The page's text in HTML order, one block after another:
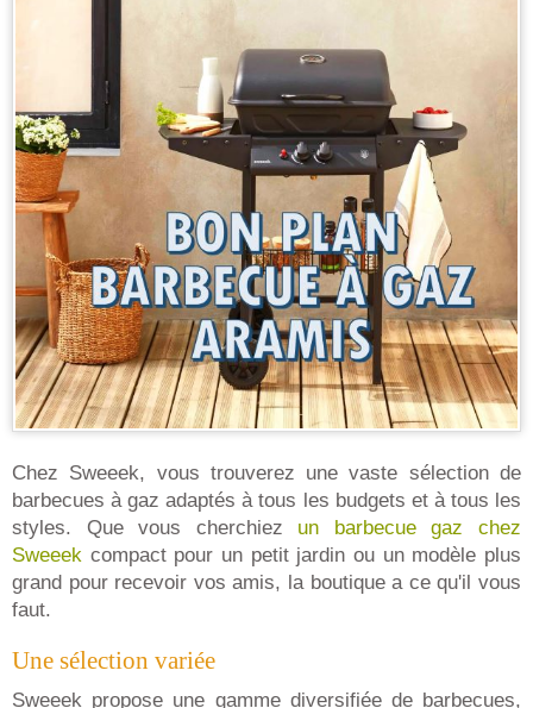
Chez Sweeek, vous trouverez une vaste sélection de
barbecues à gaz adaptés à tous les budgets et à tous les
styles. Que vous cherchiez un barbecue gaz chez
Sweeek compact pour un petit jardin ou un modèle plus
grand pour recevoir vos amis, la boutique a ce qu'il vous
faut.
Une sélection variée
Sweeek propose une gamme diversifiée de barbecues,